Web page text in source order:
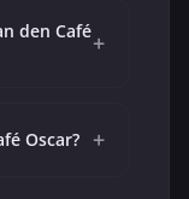
den Café+
Oscar? +